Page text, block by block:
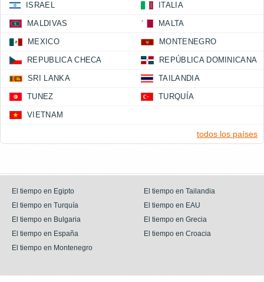
ISRAEL ITALIA
MALDIVAS MALTA
MEXICO MONTENEGRO
REPUBLICA CHECA REPÚBLICA DOMINICANA
SRI LANKA TAILANDIA
TUNEZ TURQUÍA
VIETNAM
todos los países
El tiempo en Egipto
El tiempo en Tailandia
El tiempo en Turquía
El tiempo en EAU
El tiempo en Bulgaria
El tiempo en Grecia
El tiempo en España
El tiempo en Croacia
El tiempo en Montenegro